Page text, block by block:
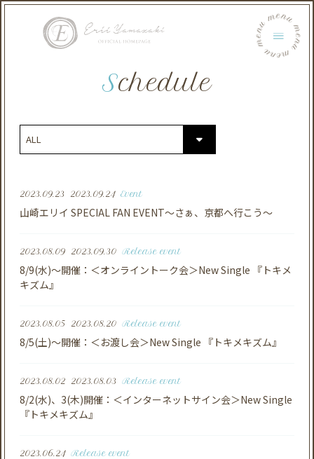
menu menu menu menu menu menu
Schedule
2023.09.23 2023.09.24 Event
山崎エリイ SPECIAL FAN EVENT～さぁ、京都へ行こう～
2023.08.09 2023.09.30 Release event
8/9(水)～開催：＜オンライントーク会＞New Single 『トキメ
キズム』
2023.08.05 2023.08.20 Release event
8/5(土)～開催：＜お渡し会＞New Single 『トキメキズム』
2023.08.02 2023.08.03 Release event
8/2(水)、3(木)開催：＜インターネットサイン会＞New Single
『トキメキズム』
2023.06.24 Release event